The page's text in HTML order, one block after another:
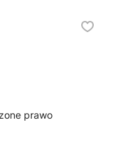
prawo